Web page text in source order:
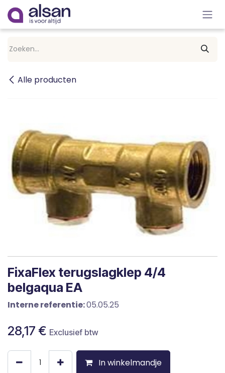
Overslaan naar inhoud
Alle producten
FixaFlex terugslagklep 4/4
belgaqua EA
Interne referentie:05.05.25
28,17 € Exclusief btw
In winkelmandje